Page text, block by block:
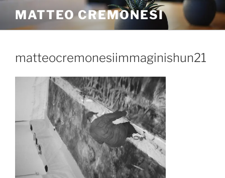
MATTEO CREMONESI
matteocremonesiimmaginishun21